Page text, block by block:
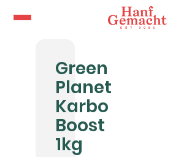
Green
Planet
Karbo
Boost
1kg